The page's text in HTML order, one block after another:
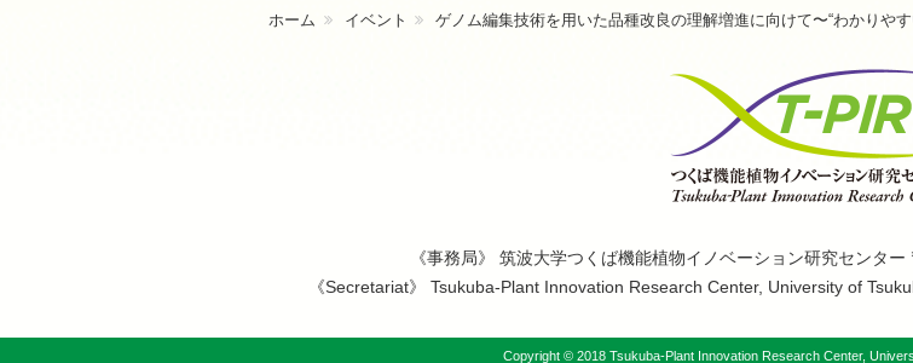
ホーム イベント ゲノム編集技術を用いた品種改良の理解増進に向けて〜“わかりやす
《事務局》 筑波大学つくば機能植物イノベーション研究センター
《Secretariat》
Tsukuba-Plant Innovation Research Center, University of
Copyright © 2018 Tsukuba-Plant Innovation Research Center,